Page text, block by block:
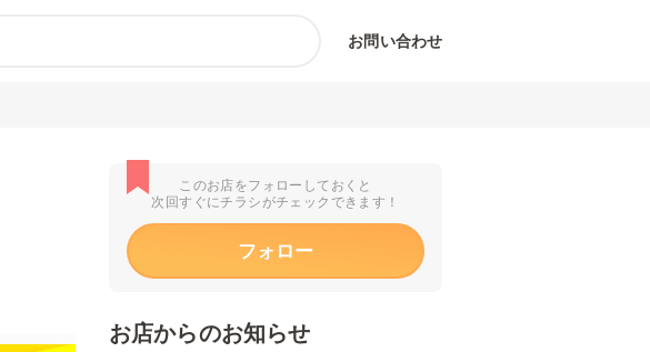
お問い合わせ
このお店をフォローしておくと
次回すぐにチラシがチェックできます！
フォロー
お店からのお知らせ